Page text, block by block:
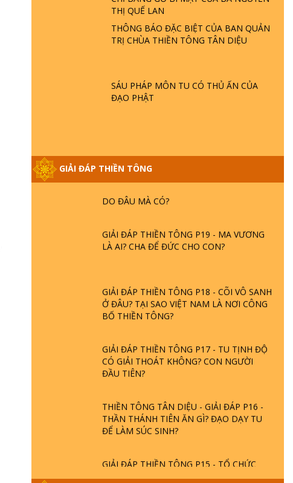
THỊ QUẾ LAN
THÔNG BÁO ĐẶC BIỆT CỦA BAN QUẢN
TRỊ CHÙA THIỀN TÔNG TÂN DIỆU
SÁU PHÁP MÔN TU CÓ THỦ ẤN CỦA
ĐẠO PHẬT
GIẢI ĐÁP THIỀN TÔNG
SAO TRÁI ĐẤT NHIỀU THIÊN TAI - LŨ LỤT
- HỎA HOẠN | TTTD
HOA SEN ? | TTTD
GIẢI ĐÁP THIỀN TÔNG ĐẶC BIỆT PHẦN 20
- BÁC NGUYỄN NHÂN LÀ AI? PHIỀN NÃO
DO ĐÂU MÀ CÓ?
GIẢI ĐÁP THIỀN TÔNG P19 - MA VƯƠNG
LÀ AI? CHA ĐỂ ĐỨC CHO CON?
GIẢI ĐÁP THIỀN TÔNG P18 - CÕI VÔ SANH
Ở ĐÂU? TẠI SAO VIỆT NAM LÀ NƠI CÔNG
BỐ THIỀN TÔNG?
GIẢI ĐÁP THIỀN TÔNG P17 - TU TỊNH ĐỘ
CÓ GIẢI THOÁT KHÔNG? CON NGƯỜI
ĐẦU TIÊN?
THIỀN TÔNG TÂN DIỆU - GIẢI ĐÁP P16 -
THẦN THÁNH TIÊN ĂN GÌ? ĐẠO DẠY TU
ĐỂ LÀM SÚC SINH?
GIẢI ĐÁP THIỀN TÔNG P15 - TỔ CHỨC
LOÀI CÔ HỒN - GIÁO LÝ ĐẠO PHẬT KHI